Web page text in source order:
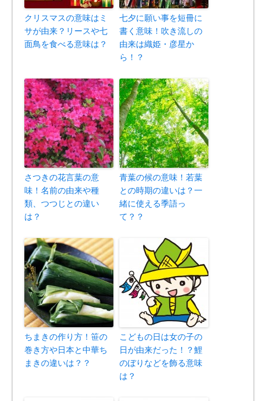
クリスマスの意味はミ
サが由来？リースや七
面鳥を食べる意味は？
七夕に願い事を短冊に
書く意味！吹き流しの
由来は織姫・彦星か
ら！？
さつきの花言葉の意
味！名前の由来や種
類、つつじとの違い
は？
青葉の候の意味！若葉
との時期の違いは？一
緒に使える季語っ
て？？
ちまきの作り方！笹の
巻き方や日本と中華ち
まきの違いは？？
こどもの日は女の子の
日が由来だった！？鯉
のぼりなどを飾る意味
は？